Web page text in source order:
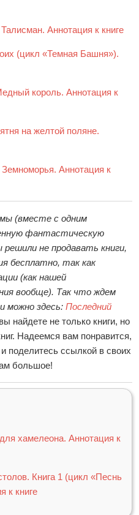
Аннотация к книге
(цикл «Темная Башня»).
король. Аннотация к
на желтой поляне.
Аннотация к
(вместе с одним
фантастическую
не продавать книги,
бесплатно, так как
(как нашей
вообще). Так что ждем
можно здесь:Последний
найдете не только книги, но
Надеемся вам понравится,
поделитесь ссылкой в своих
большое!
хамелеона. Аннотация к
Книга 1 (цикл «Песнь
к книге